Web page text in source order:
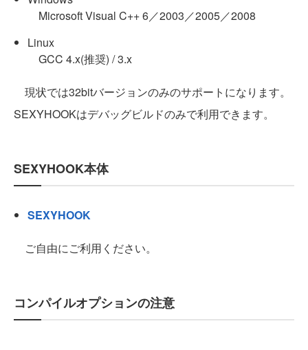
Microsoft Visual C++ 6／2003／2005／2008
Linux
GCC 4.x(推奨) / 3.x
現状では32bitバージョンのみのサポートになります。
SEXYHOOKはデバッグビルドのみで利用できます。
SEXYHOOK本体
SEXYHOOK
ご自由にご利用ください。
コンパイルオプションの注意